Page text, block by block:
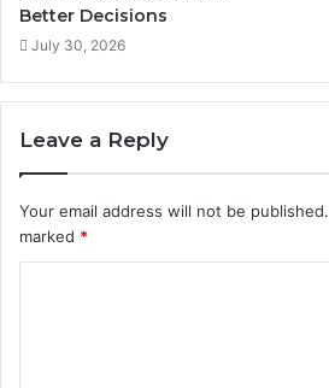
Better Decisions
July 30, 2026
Leave a Reply
Your email address will not be published.
marked *